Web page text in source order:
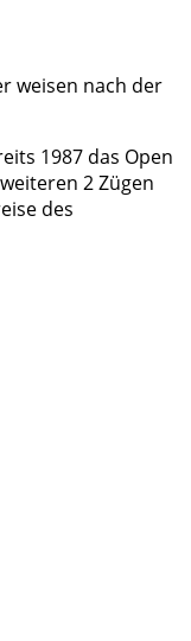
weisen nach der
1987 das Open
2 Zügen
des